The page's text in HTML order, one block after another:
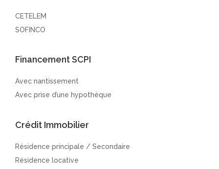
CETELEM
SOFINCO
Financement SCPI
Avec nantissement
Avec prise d’une hypothèque
Crédit Immobilier
Résidence principale / Secondaire
Résidence locative